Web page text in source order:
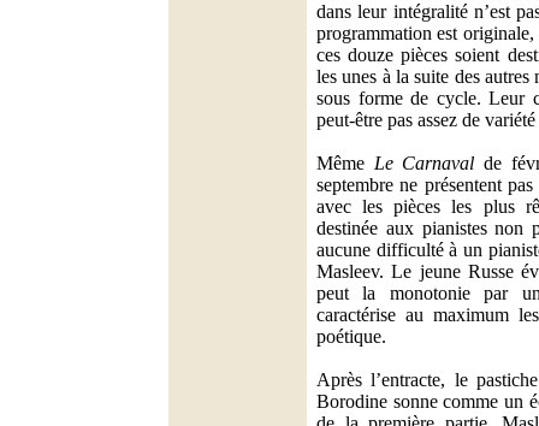
dans leur intégralité n’est
programmation est originale,
ces douze pièces soient
les unes à la suite des
sous forme de cycle. Leur
peut-être pas assez de
Même Le Carnaval de
septembre ne présentent
avec les pièces les plus
destinée aux pianistes non
aucune difficulté à un
Masleev. Le jeune Russe
peut la monotonie par
caractérise au maximum
poétique.
Après l’entracte, le
Borodine sonne comme un